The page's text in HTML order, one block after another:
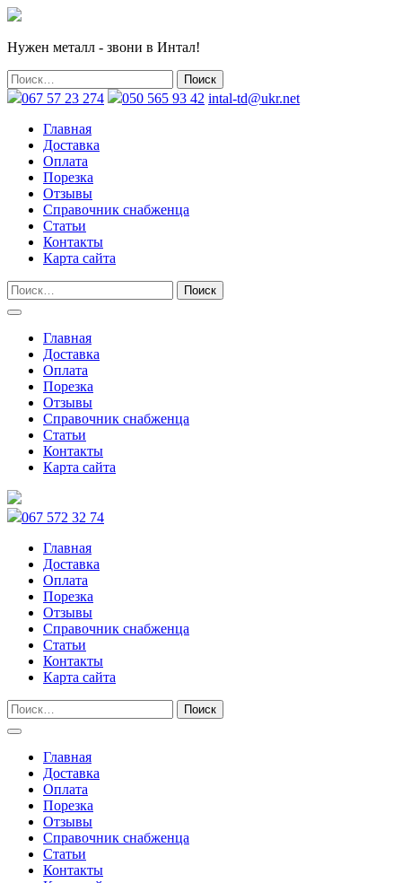
Нужен металл - звони в Интал!
067 57 23 274 050 565 93 42 intal-td@ukr.net
Главная
Доставка
Оплата
Порезка
Отзывы
Справочник снабженца
Статьи
Контакты
Карта сайта
Главная
Доставка
Оплата
Порезка
Отзывы
Справочник снабженца
Статьи
Контакты
Карта сайта
067 572 32 74
Главная
Доставка
Оплата
Порезка
Отзывы
Справочник снабженца
Статьи
Контакты
Карта сайта
Главная
Доставка
Оплата
Порезка
Отзывы
Справочник снабженца
Статьи
Контакты